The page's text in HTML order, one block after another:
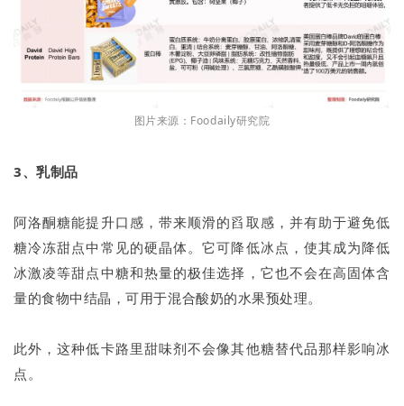
图片来源：Foodaily研究院
3、乳制品
阿洛酮糖能提升口感，带来顺滑的舀取感，并有助于避免低
糖冷冻甜点中常见的硬晶体。它可降低冰点，使其成为降低
冰激凌等甜点中糖和热量的极佳选择，它也不会在高固体含
量的食物中结晶，可用于混合酸奶的水果预处理。
此外，这种低卡路里甜味剂不会像其他糖替代品那样影响冰
点。